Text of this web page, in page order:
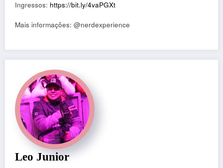
Ingressos: https://bit.ly/4vaPGXt
Mais informações: @nerdexperience
Leo Junior